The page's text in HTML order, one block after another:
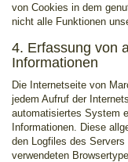
von Cookies in dem
nicht alle Funktionen
4. Erfassung von
Informationen
Die Internetseite von
jedem Aufruf der
automatisiertes System
Informationen. Diese
den Logfiles des
verwendeten